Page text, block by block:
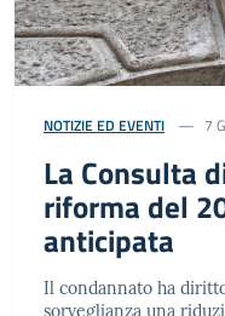
NOTIZIE ED EVENTI 7
La Consulta
riforma del
anticipata
Il condannato ha
sorveglianza una